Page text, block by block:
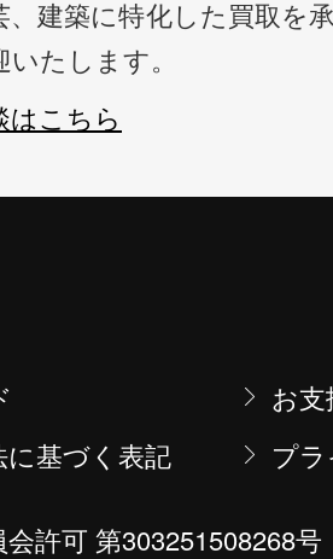
、建築に特化した買取を
たします。
はこちら
お
基づく表記
プ
許可 第303251508268号